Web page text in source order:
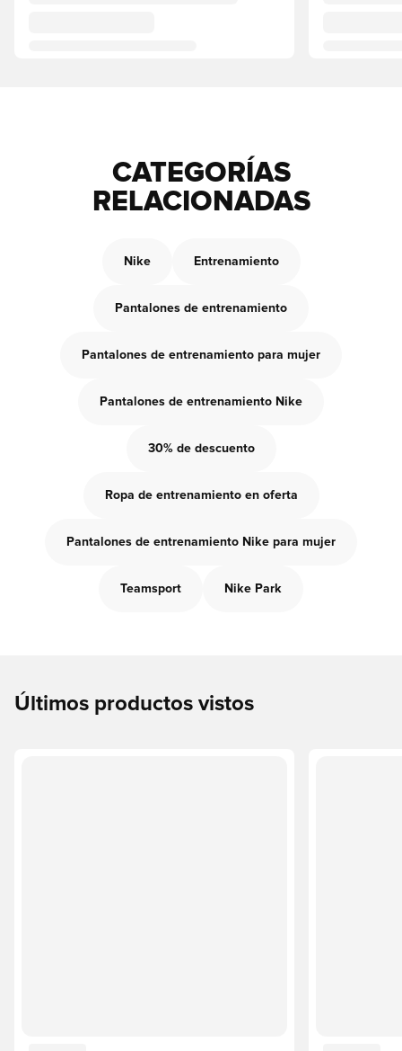
CATEGORÍAS
RELACIONADAS
Nike Entrenamiento
Pantalones de entrenamiento
Pantalones de entrenamiento para mujer
Pantalones de entrenamiento Nike
30% de descuento
Ropa de entrenamiento en oferta
Pantalones de entrenamiento Nike para mujer
Teamsport Nike Park
Últimos productos vistos